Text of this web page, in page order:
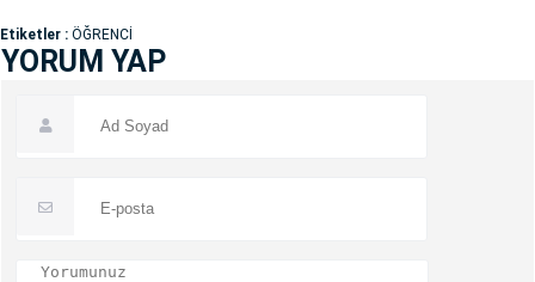
Etiketler : ÖĞRENCİ
YORUM YAP